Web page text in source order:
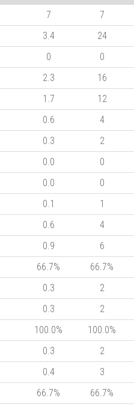
7
7
3.4
24
0
0
2.3
16
1.7
12
0.6
4
0.3
2
0.0
0
0.0
0
0.1
1
0.6
4
0.9
6
66.7%
66.7%
0.3
2
0.3
2
100.0%
100.0%
0.3
2
0.4
3
66.7%
66.7%